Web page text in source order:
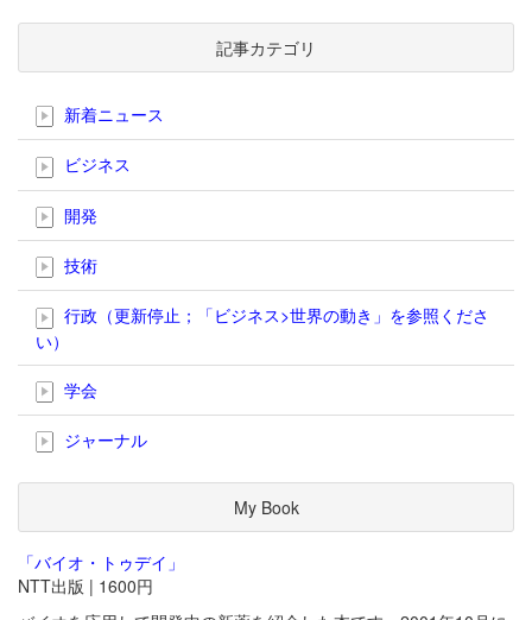
記事カテゴリ
新着ニュース
ビジネス
開発
技術
行政（更新停止；「ビジネス>世界の動き」を参照くださ
い）
学会
ジャーナル
My Book
「バイオ・トゥデイ」
NTT出版 | 1600円